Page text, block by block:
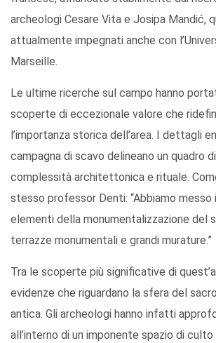
archeologi Cesare Vita e Josipa Mandić,
attualmente impegnati anche con
Marseille.
Le ultime ricerche sul campo hanno
scoperte di eccezionale valore che
l’importanza storica dell’area. I dettagli
campagna di scavo delineano un quadro
complessità architettonica e rituale.
stesso professor Denti: “Abbiamo messo
elementi della monumentalizzazione del
terrazze monumentali e grandi murature.”
Tra le scoperte più significative di
evidenze che riguardano la sfera del
antica. Gli archeologi hanno infatti
all’interno di un imponente spazio di